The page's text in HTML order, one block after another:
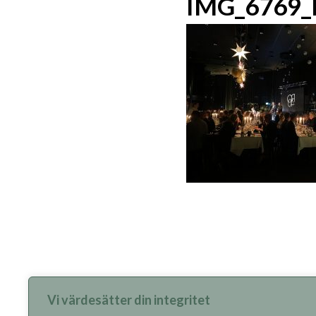
Vi värdesätter din integritet